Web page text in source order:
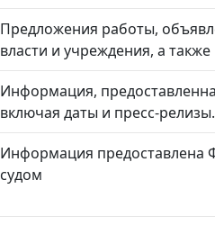
Предложения работы,
власти и учреждения, а
Информация,
включая даты и пресс-релизы.
Информация предоставлена
судом